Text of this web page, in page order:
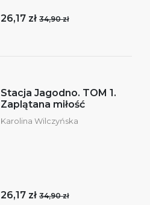
26,17 zł 34,90 zł
Stacja Jagodno. TOM 1.
Zaplątana miłość
Karolina Wilczyńska
26,17 zł 34,90 zł